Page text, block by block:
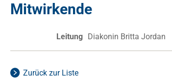
Mitwirkende
Leitung Diakonin Britta Jordan
Zurück zur Liste